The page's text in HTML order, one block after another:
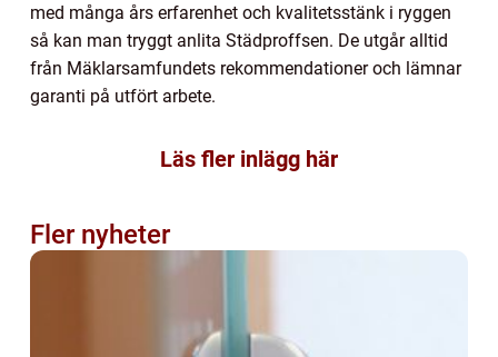
med många års erfarenhet och kvalitetsstänk i ryggen
så kan man tryggt anlita Städproffsen. De utgår alltid
från Mäklarsamfundets rekommendationer och lämnar
garanti på utfört arbete.
Läs fler inlägg här
Fler nyheter